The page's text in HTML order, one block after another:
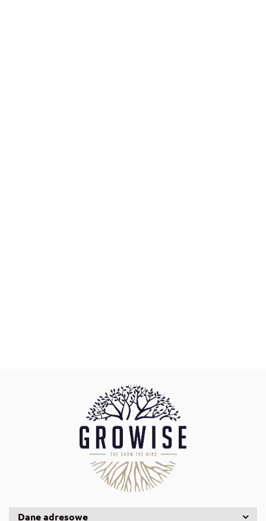
Aqualighter
Dane adresowe